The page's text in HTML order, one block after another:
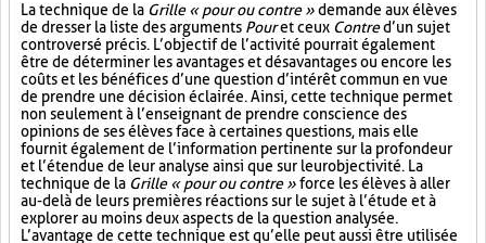
La technique de la Grille « pour ou contre »demande aux élèves
de dresser la liste des arguments Pouret ceux Contred’un sujet
controversé précis. L’objectif de l’activité pourrait également
être de déterminer les avantages et désavantages ou encore les
coûts et les bénéfices d’une question d’intérêt commun en vue
de prendre une décision éclairée. Ainsi, cette technique permet
non seulement à l’enseignant de prendre conscience des
opinions de ses élèves face à certaines questions, mais elle
fournit également de l’information pertinente sur la profondeur
et l’étendue de leur analyse ainsi que sur leur objectivité. La
technique de la Grille « pour ou contre »force les élèves à aller
au-delà de leurs premières réactions sur le sujet à l’étude et à
explorer au moins deux aspects de la question analysée.
L’avantage de cette technique est qu’elle peut aussi être utilisée